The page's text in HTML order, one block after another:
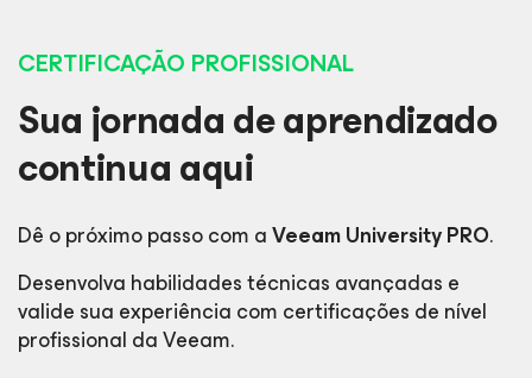
CERTIFICAÇÃO PROFISSIONAL
Sua jornada de aprendizado
continua aqui
Dê o próximo passo com aVeeam University PRO.
Desenvolva habilidades técnicas avançadas e
valide sua experiência com certificações de nível
profissional da Veeam.